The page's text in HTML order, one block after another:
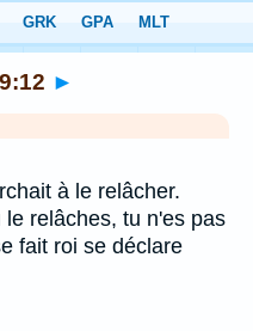
►
à le relâcher.
relâches, tu n'es pas
fait roi se déclare